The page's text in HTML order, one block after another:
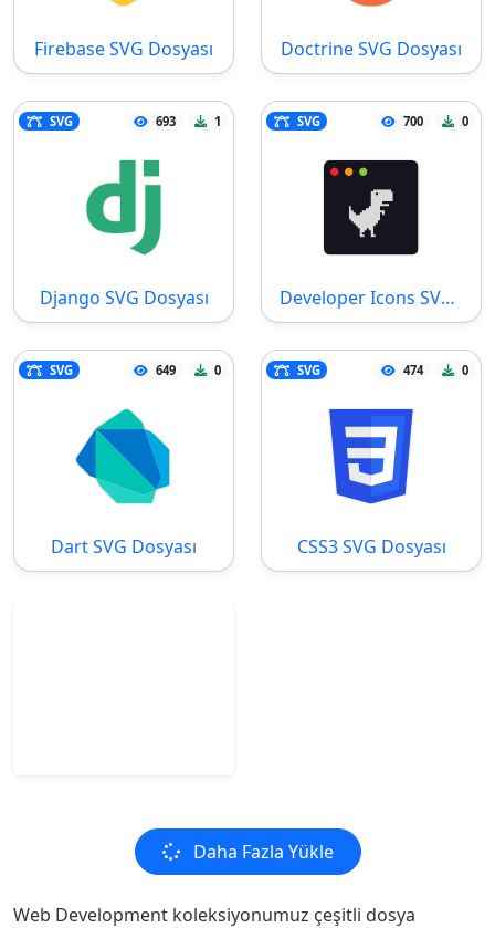
Firebase SVG Dosyası Doctrine SVG Dosyası
SVG 693 1
Django SVG Dosyası
SVG 700 0
Developer Icons SVG Dosyası
SVG 649 0
Dart SVG Dosyası
SVG 474 0
CSS3 SVG Dosyası
Daha Fazla Yükle
Web Development koleksiyonumuz çeşitli dosya